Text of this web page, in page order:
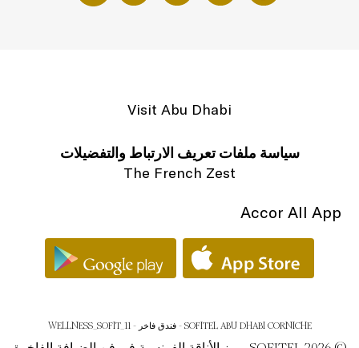
Visit Abu Dhabi
سياسة ملفات تعريف الارتباط والتفضيلات
The French Zest
Accor All App
SOFITEL ABU DHABI CORNICHE - فندق فاخر - WELLNESS_SOFIT_11